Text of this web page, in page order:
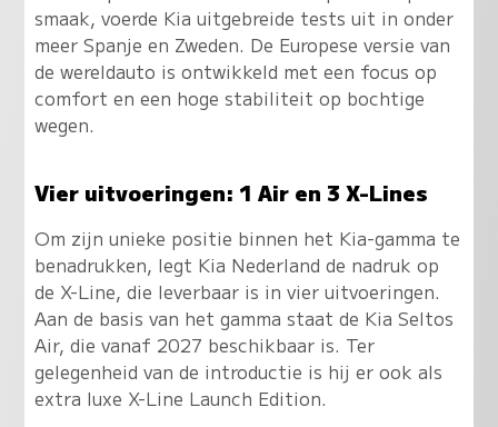
smaak, voerde Kia uitgebreide tests uit in onder
meer Spanje en Zweden. De Europese versie van
de wereldauto is ontwikkeld met een focus op
comfort en een hoge stabiliteit op bochtige
wegen.
Vier uitvoeringen: 1 Air en 3 X-Lines
Om zijn unieke positie binnen het Kia-gamma te
benadrukken, legt Kia Nederland de nadruk op
de X-Line, die leverbaar is in vier uitvoeringen.
Aan de basis van het gamma staat de Kia Seltos
Air, die vanaf 2027 beschikbaar is. Ter
gelegenheid van de introductie is hij er ook als
extra luxe X-Line Launch Edition.